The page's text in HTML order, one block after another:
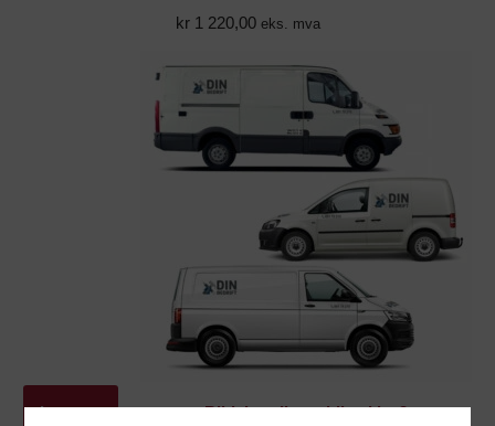
kr1 220,00 eks. mva
Les mer Bildekor til varebil pakke 2